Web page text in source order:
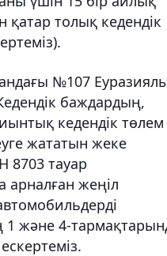
қатар толық кедендік
№107
баждардың,
кедендік төлем
жататын жеке
8703 тауар
арналған жеңіл
1 және 4-